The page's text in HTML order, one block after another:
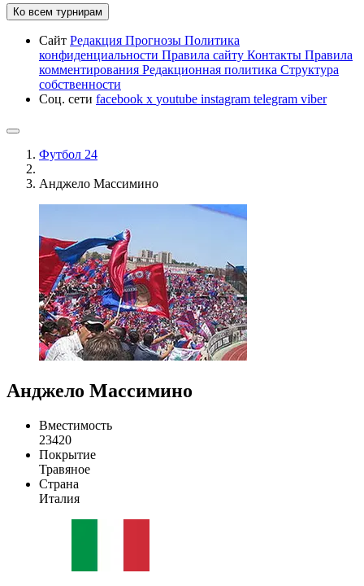
Ко всем турнирам
Сайт Редакция Прогнозы Политика
конфиденциальности Правила сайту Контакты Правила
комментирования Редакционная политика Структура
собственности
Соц. сети facebook x youtube instagram telegram viber
Футбол 24
Анджело Массимино
Анджело Массимино
Вместимость
23420
Покрытие
Травяное
Страна
Италия